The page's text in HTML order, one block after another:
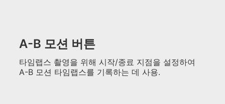
A-B 모션 버튼
타임랩스 촬영을 위해 시작/종료 지점을 설정하여
A-B 모션 타임랩스를 기록하는 데 사용.